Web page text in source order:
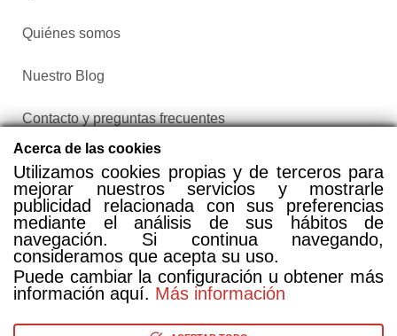
Quiénes somos
Nuestro Blog
Contacto y preguntas frecuentes
Política de privacidad
Configurar cookies
Compra entradas a través de Taquilla.com comparando más
de 25 proveedores
Acerca de las cookies
Utilizamos cookies propias y de terceros para
mejorar nuestros servicios y mostrarle
publicidad relacionada con sus preferencias
mediante el análisis de sus hábitos de
navegación. Si continua navegando,
consideramos que acepta su uso.
Puede cambiar la configuración u obtener más
información aquí. Más información